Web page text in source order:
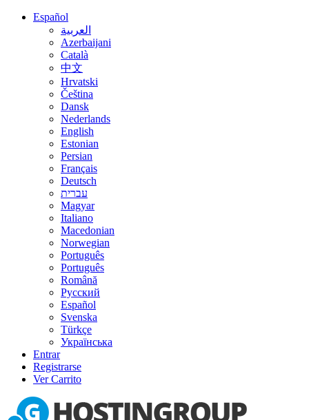
Español
العربية
Azerbaijani
Català
中文
Hrvatski
Čeština
Dansk
Nederlands
English
Estonian
Persian
Français
Deutsch
עברית
Magyar
Italiano
Macedonian
Norwegian
Português
Português
Română
Русский
Español
Svenska
Türkçe
Українська
Entrar
Registrarse
Ver Carrito